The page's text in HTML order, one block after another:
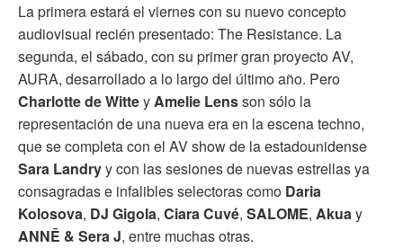
La primera estará el viernes con su nuevo concepto
audiovisual recién presentado: The Resistance. La
segunda, el sábado, con su primer gran proyecto AV,
AURA, desarrollado a lo largo del último año. Pero
Charlotte de WitteyAmelie Lensson sólo la
representación de una nueva era en la escena techno,
que se completa con el AV show de la estadounidense
Sara Landryy con las sesiones de nuevas estrellas ya
consagradas e infalibles selectoras como Daria
Kolosova, DJ Gigola, Ciara Cuvé, SALOME, Akuay
ANNĒ & Sera J, entre muchas otras.